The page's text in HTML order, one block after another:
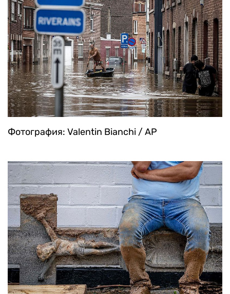
Фотография: Valentin Bianchi / AP